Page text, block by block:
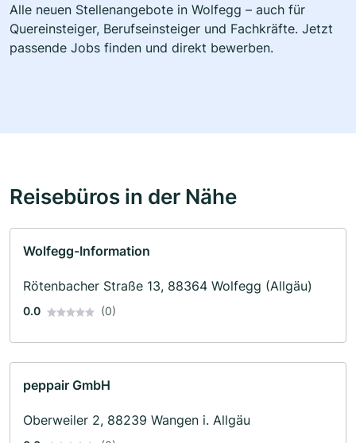
Alle neuen Stellenangebote in Wolfegg – auch für
Quereinsteiger, Berufseinsteiger und Fachkräfte. Jetzt
passende Jobs finden und direkt bewerben.
Reisebüros in der Nähe
Wolfegg-Information
Rötenbacher Straße 13, 88364 Wolfegg (Allgäu)
0.0 (0)
peppair GmbH
Oberweiler 2, 88239 Wangen i. Allgäu